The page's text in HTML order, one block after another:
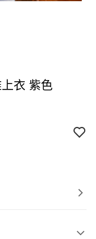
上衣 紫色